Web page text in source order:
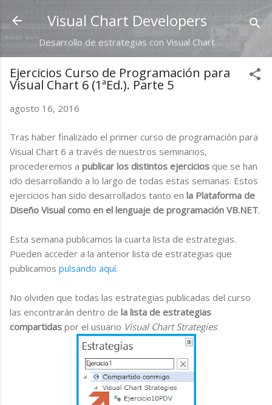
Ir al contenido principal
Visual Chart Developers
Desarrollo de estrategias con Visual Chart
Ejercicios Curso de Programación para
Visual Chart 6 (1ªEd.). Parte 5
agosto 16, 2016
Tras haber finalizado el primer curso de programación para
Visual Chart 6 a través de nuestros seminarios,
procederemos a publicar los distintos ejercicios que se han
ido desarrollando a lo largo de todas estas semanas. Estos
ejercicios han sido desarrollados tanto en la Plataforma de
Diseño Visual como en el lenguaje de programación VB.NET.
Esta semana publicamos la cuarta lista de estrategias.
Pueden acceder a la anterior lista de estrategias que
publicamos pulsando aquí.
No olviden que todas las estrategias publicadas del curso
las encontrarán dentro de la lista de estrategias
compartidas por el usuario Visual Chart Strategies: